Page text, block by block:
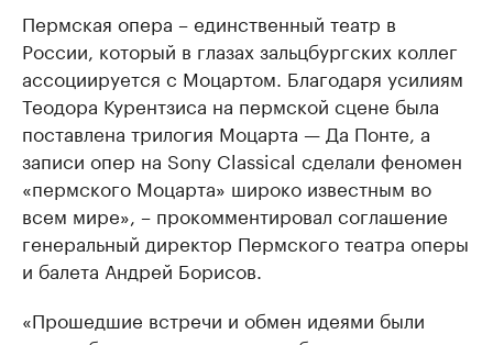
Пермская опера – единственный театр в
России, который в глазах зальцбургских коллег
ассоциируется с Моцартом. Благодаря усилиям
Теодора Курентзиса на пермской сцене была
поставлена трилогия Моцарта — Да Понте, а
записи опер на Sony Classical сделали феномен
«пермского Моцарта» широко известным во
всем мире», – прокомментировал соглашение
генеральный директор Пермского театра оперы
и балета Андрей Борисов.
«Прошедшие встречи и обмен идеями были